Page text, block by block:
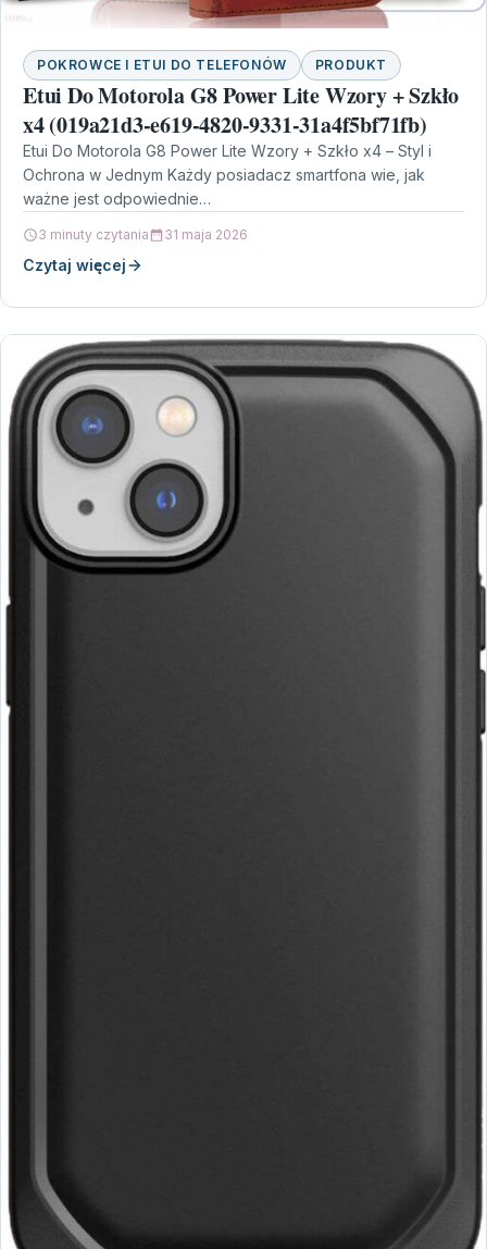
POKROWCE I ETUI DO TELEFONÓW PRODUKT
Etui Do Motorola G8 Power Lite Wzory + Szkło
x4 (019a21d3-e619-4820-9331-31a4f5bf71fb)
Etui Do Motorola G8 Power Lite Wzory + Szkło x4 – Styl i
Ochrona w Jednym Każdy posiadacz smartfona wie, jak
ważne jest odpowiednie…
3 minuty czytania 31 maja 2026
Czytaj więcej